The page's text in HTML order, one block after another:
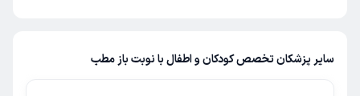
سایر پزشکان تخصص کودکان و اطفال با نوبت باز مطب